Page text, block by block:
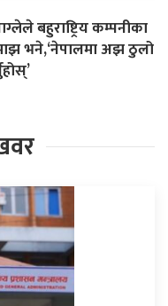
बहुराष्ट्रिय कम्पनीका
माझ भने,‘नेपालमा अझ ठुलो